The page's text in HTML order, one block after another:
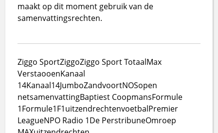
maakt op dit moment gebruik van de
samenvattingsrechten.
Ziggo SportZiggoZiggo Sport TotaalMax
VerstaooenKanaal
14Kanaal14JumboZandvoortNOSopen
netsamenvattingBaptiest CoopmansFormule
1Formule1F1uitzendrechtenvoetbalPremier
LeagueNPO Radio 1De PerstribuneOmroep